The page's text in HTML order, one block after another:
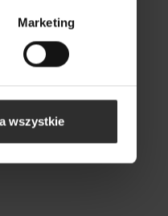
Marketing
wszystkie